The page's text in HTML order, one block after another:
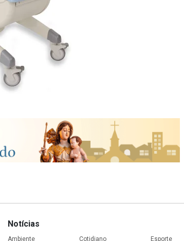
Notícias
Ambiente Cotidiano Esporte